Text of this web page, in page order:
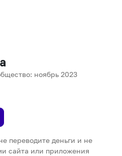
ноябрь 2023
переводите деньги и не
сайта или приложения